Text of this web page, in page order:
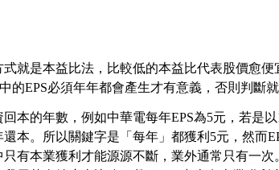
就是本益比法，比較低的本益比代表股價愈
的EPS必須年年都會產生才有意義，否則判斷就
本的年數，例如中華電每年EPS為5元，若是
本。所以關鍵字是「每年」都獲利5元，然而
有本業獲利才能源源不斷，業外通常只有一次